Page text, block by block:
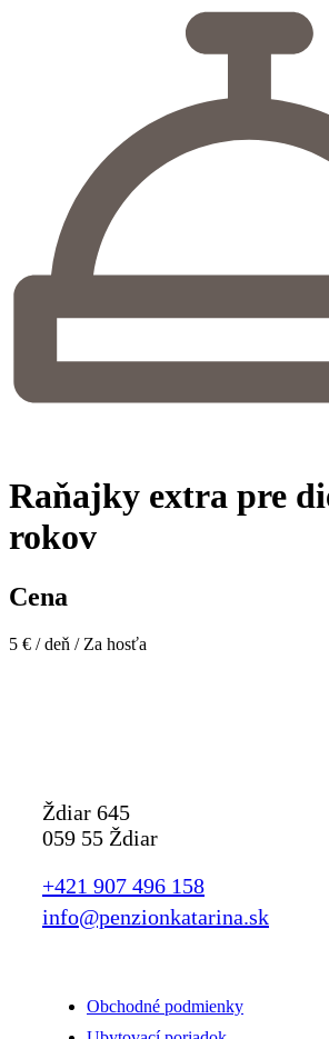
Raňajky extra pre
rokov
Cena
5 € / deň / Za hosťa
Ždiar 645
059 55 Ždiar
+421 907 496 158
info@penzionkatarina.sk
Obchodné podmienky